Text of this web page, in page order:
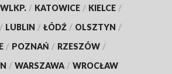
/ KATOWICE / KIELCE /
/ LUBLIN / ŁÓDŹ / OLSZTYN /
/ POZNAŃ / RZESZÓW /
/ WARSZAWA / WROCŁAW